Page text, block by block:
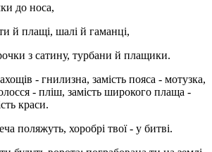
до носа,
й плащі, шалі й гаманці,
з сатину, турбани й плащики.
- гнилизна, замість пояса - мотузка,
- пліш, замість широкого плаща -
краси.
поляжуть, хоробрі твої - у битві.